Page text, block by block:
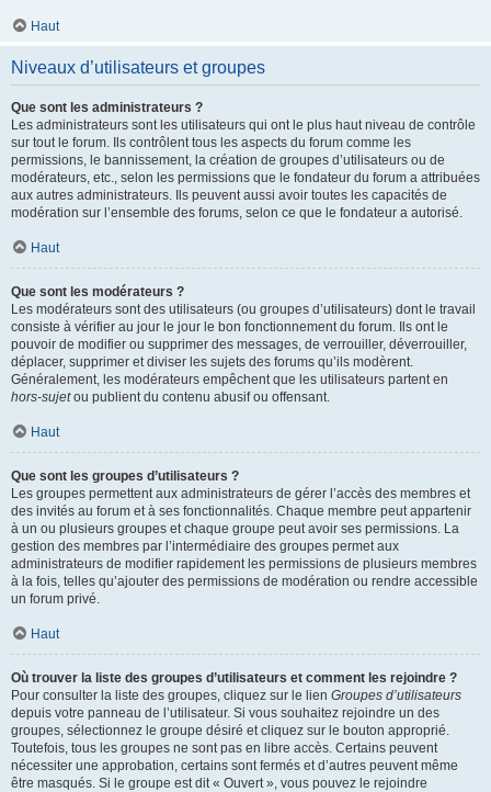
Haut
Niveaux d’utilisateurs et groupes
Que sont les administrateurs ?
Les administrateurs sont les utilisateurs qui ont le plus haut niveau de contrôle
sur tout le forum. Ils contrôlent tous les aspects du forum comme les
permissions, le bannissement, la création de groupes d’utilisateurs ou de
modérateurs, etc., selon les permissions que le fondateur du forum a attribuées
aux autres administrateurs. Ils peuvent aussi avoir toutes les capacités de
modération sur l’ensemble des forums, selon ce que le fondateur a autorisé.
Haut
Que sont les modérateurs ?
Les modérateurs sont des utilisateurs (ou groupes d’utilisateurs) dont le travail
consiste à vérifier au jour le jour le bon fonctionnement du forum. Ils ont le
pouvoir de modifier ou supprimer des messages, de verrouiller, déverrouiller,
déplacer, supprimer et diviser les sujets des forums qu’ils modèrent.
Généralement, les modérateurs empêchent que les utilisateurs partent en
hors-sujetou publient du contenu abusif ou offensant.
Haut
Que sont les groupes d’utilisateurs ?
Les groupes permettent aux administrateurs de gérer l’accès des membres et
des invités au forum et à ses fonctionnalités. Chaque membre peut appartenir
à un ou plusieurs groupes et chaque groupe peut avoir ses permissions. La
gestion des membres par l’intermédiaire des groupes permet aux
administrateurs de modifier rapidement les permissions de plusieurs membres
à la fois, telles qu’ajouter des permissions de modération ou rendre accessible
un forum privé.
Haut
Où trouver la liste des groupes d’utilisateurs et comment les rejoindre ?
Pour consulter la liste des groupes, cliquez sur le lien Groupes d’utilisateurs
depuis votre panneau de l’utilisateur. Si vous souhaitez rejoindre un des
groupes, sélectionnez le groupe désiré et cliquez sur le bouton approprié.
Toutefois, tous les groupes ne sont pas en libre accès. Certains peuvent
nécessiter une approbation, certains sont fermés et d’autres peuvent même
être masqués. Si le groupe est dit « Ouvert », vous pouvez le rejoindre